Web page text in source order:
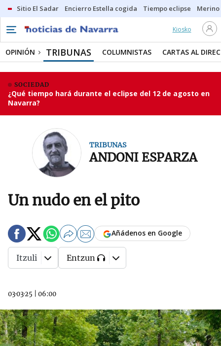
Sitio El Sadar Encierro Estella cogida Tiempo eclipse
Kiosko
OPINIÓN TRIBUNAS COLUMNISTAS CARTAS AL
SOCIEDAD
¿Qué tiempo hará durante el eclipse del 12 de agosto en
Navarra?
TRIBUNAS
ANDONI ESPARZA
Un nudo en el pito
03·03·25 06:00
Añádenos en Google
Itzuli Entzun